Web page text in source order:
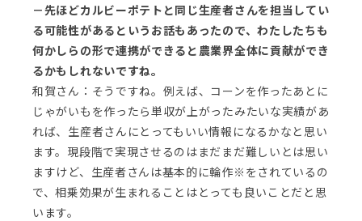
－先ほどカルビーポテトと同じ生産者さんを担当してい
る可能性があるというお話もあったので、わたしたちも
何かしらの形で連携ができると農業界全体に貢献ができ
るかもしれないですね。
和賀さん：そうですね。例えば、コーンを作ったあとに
じゃがいもを作ったら単収が上がったみたいな実績があ
れば、生産者さんにとってもいい情報になるかなと思い
ます。現段階で実現させるのはまだまだ難しいとは思い
ますけど、生産者さんは基本的に輪作※をされているの
で、相乗効果が生まれることはとっても良いことだと思
います。